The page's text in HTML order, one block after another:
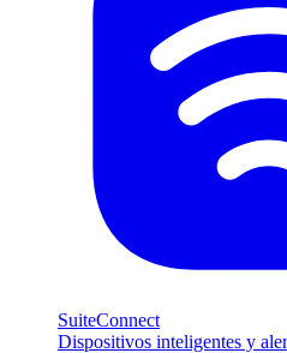
SuiteConnect
Dispositivos inteligentes y